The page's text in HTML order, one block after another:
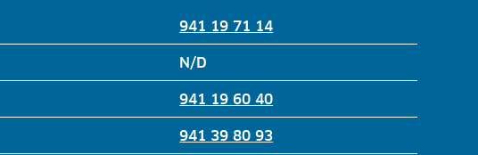
941 19 71 14
N/D
941 19 60 40
941 39 80 93